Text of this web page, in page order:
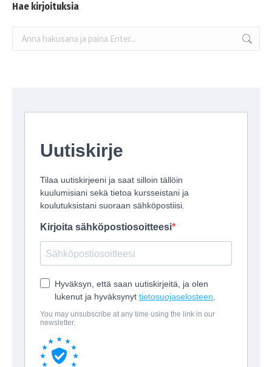
Hae kirjoituksia
Search: